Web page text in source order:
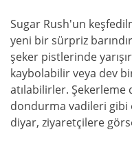
Sugar Rush'un
yeni bir sürpriz
şeker pistlerinde
kaybolabilir veya dev
atılabilirler. Şekerleme
dondurma vadileri gibi
diyar, ziyaretçilere